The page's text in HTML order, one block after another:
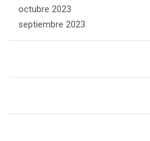
octubre 2023
septiembre 2023